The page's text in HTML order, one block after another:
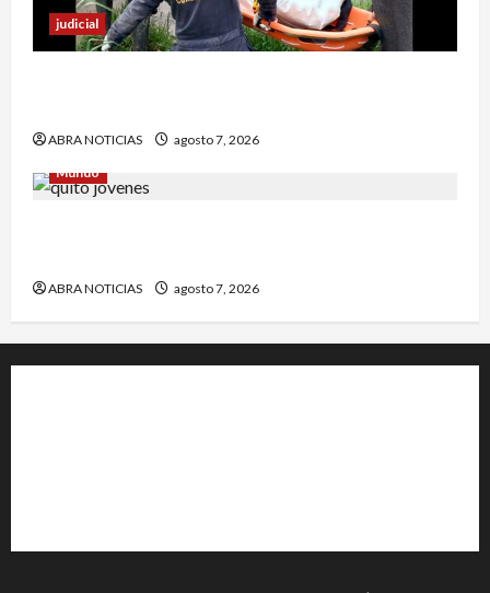
judicial
ABRA NOTICIAS
agosto 7, 2026
Mundo
ABRA NOTICIAS agosto 7, 2026